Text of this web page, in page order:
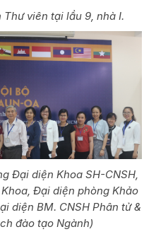
viên tại lầu 9, nhà I.
Đại diện Khoa SH-CNSH,
Đại diện phòng Khảo
diện BM. CNSH Phân tử &
đào tạo Ngành)